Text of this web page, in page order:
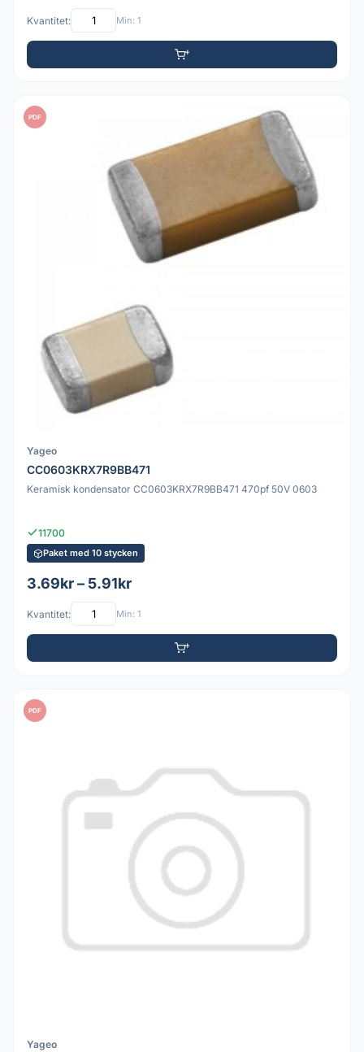
Kvantitet: Min: 1
PDF
Yageo
CC0603KRX7R9BB471
Keramisk kondensator CC0603KRX7R9BB471 470pf 50V 0603
11700
Paket med 10 stycken
3.69kr – 5.91kr
Kvantitet: Min: 1
PDF
Yageo